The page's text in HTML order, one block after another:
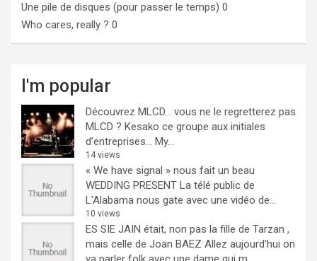
Une pile de disques (pour passer le temps) 0
Who cares, really ? 0
I'm popular
Découvrez MLCD… vous ne le regretterez pas
MLCD ? Kesako ce groupe aux initiales
d’entreprises… My...
14 views
« We have signal » nous fait un beau
WEDDING PRESENT La télé public de
L'Alabama nous gate avec une vidéo de...
10 views
ES SIE JAIN était, non pas la fille de Tarzan ,
mais celle de Joan BAEZ Allez aujourd'hui on